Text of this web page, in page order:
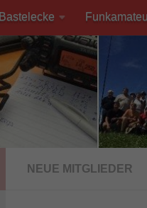
Bastelecke
NEUE MITGLIEDER